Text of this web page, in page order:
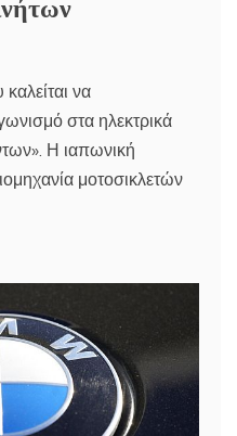
να
στα ηλεκτρικά
Η ιαπωνική
μοτοσικλετών